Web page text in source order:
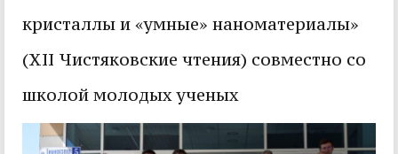
кристаллы и «умные» наноматериалы»
(XII Чистяковские чтения) совместно со
школой молодых ученых